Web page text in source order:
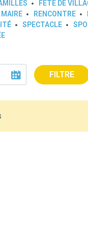
FÊTE DE
MAIRE RENCONTRE
SPECTACLE
FILTRE